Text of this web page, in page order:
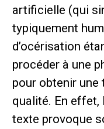
artificielle (qui
typiquement
d’océrisation
procéder à une
pour obtenir
qualité. En effet,
texte provoque